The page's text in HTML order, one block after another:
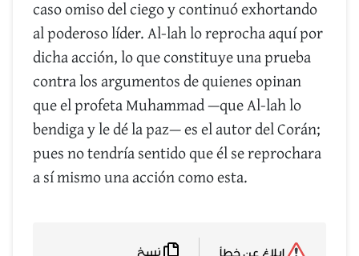
caso omiso del ciego y continuó exhortando
al poderoso líder. Al-lah lo reprocha aquí por
dicha acción, lo que constituye una prueba
contra los argumentos de quienes opinan
que el profeta Muhammad —que Al-lah lo
bendiga y le dé la paz— es el autor del Corán;
pues no tendría sentido que él se reprochara
a sí mismo una acción como esta.